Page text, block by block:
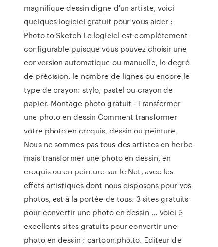
magnifique dessin digne d'un artiste, voici
quelques logiciel gratuit pour vous aider :
Photo to Sketch Le logiciel est complétement
configurable puisque vous pouvez choisir une
conversion automatique ou manuelle, le degré
de précision, le nombre de lignes ou encore le
type de crayon: stylo, pastel ou crayon de
papier. Montage photo gratuit - Transformer
une photo en dessin Comment transformer
votre photo en croquis, dessin ou peinture.
Nous ne sommes pas tous des artistes en herbe
mais transformer une photo en dessin, en
croquis ou en peinture sur le Net, avec les
effets artistiques dont nous disposons pour vos
photos, est à la portée de tous. 3 sites gratuits
pour convertir une photo en dessin ... Voici 3
excellents sites gratuits pour convertir une
photo en dessin : cartoon.pho.to. Editeur de